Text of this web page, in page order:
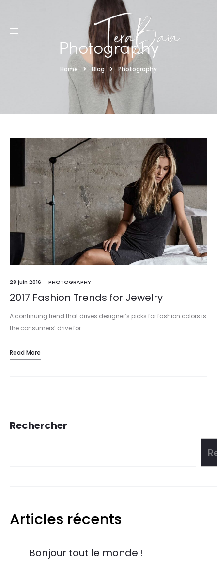
Photography
Home Blog Photography
28 juin 2016 PHOTOGRAPHY
2017 Fashion Trends for Jewelry
A continuing trend that drives designer’s picks for fashion colors is
the consumers’ drive for…
Read More
Rechercher
Articles récents
Bonjour tout le monde !